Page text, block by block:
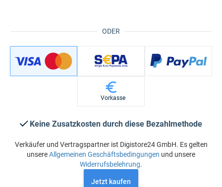
ODER
Vorkasse
Keine Zusatzkosten durch diese Bezahlmethode
Verkäufer und Vertragspartner ist Digistore24 GmbH. Es gelten
unsereAllgemeinen Geschäftsbedingungen und unsere
Widerrufsbelehrung.
Jetzt kaufen